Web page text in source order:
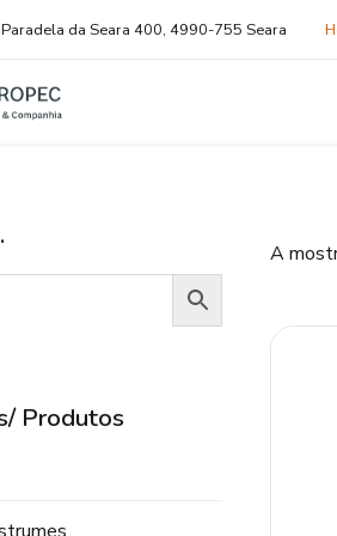
da Seara 400, 4990-755 Seara
A
Produtos